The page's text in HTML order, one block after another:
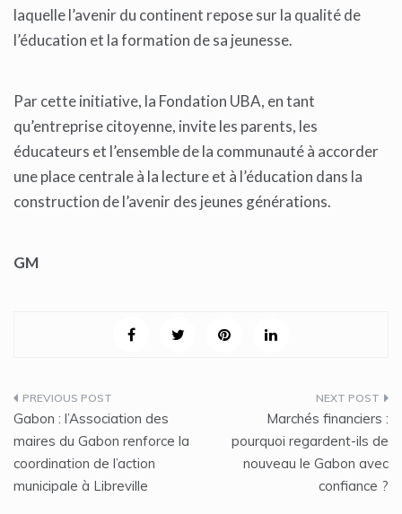
laquelle l’avenir du continent repose sur la qualité de
l’éducation et la formation de sa jeunesse.
Par cette initiative, la Fondation UBA, en tant
qu’entreprise citoyenne, invite les parents, les
éducateurs et l’ensemble de la communauté à accorder
une place centrale à la lecture et à l’éducation dans la
construction de l’avenir des jeunes générations.
GM
Navigation
de
l’article
Gabon : l’Association des
maires du Gabon renforce la
coordination de l’action
municipale à Libreville
Marchés financiers :
pourquoi regardent-ils de
nouveau le Gabon avec
confiance ?